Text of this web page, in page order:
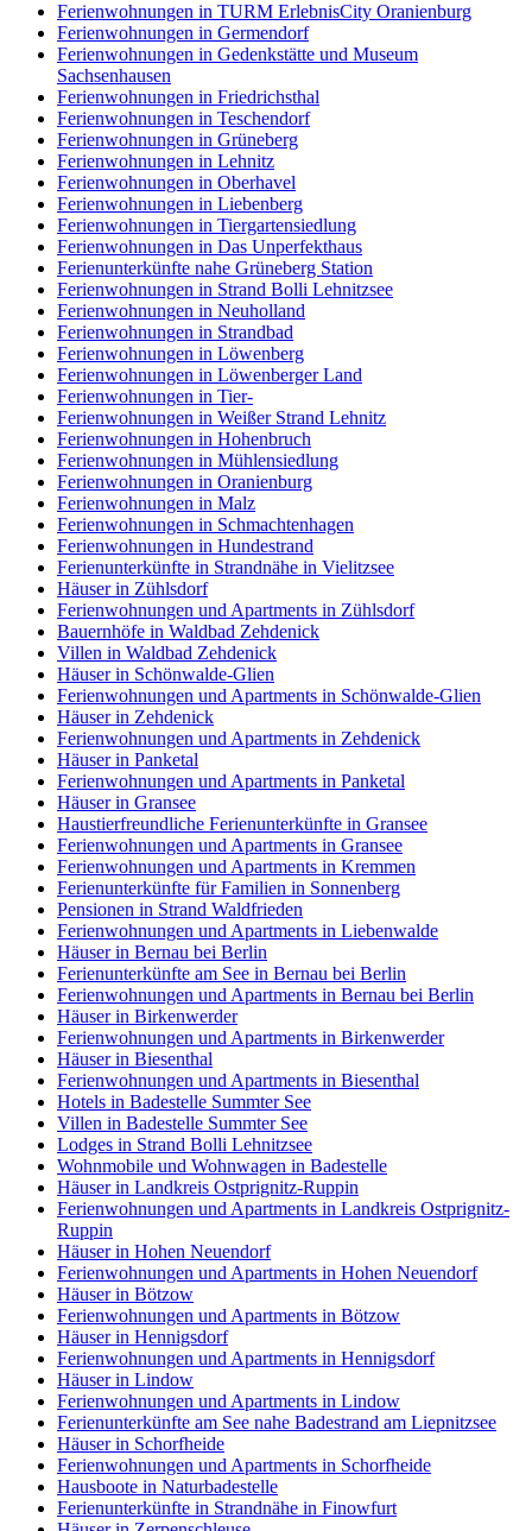
Ferienwohnungen in TURM ErlebnisCity Oranienburg
Ferienwohnungen in Germendorf
Ferienwohnungen in Gedenkstätte und Museum
Sachsenhausen
Ferienwohnungen in Friedrichsthal
Ferienwohnungen in Teschendorf
Ferienwohnungen in Grüneberg
Ferienwohnungen in Lehnitz
Ferienwohnungen in Oberhavel
Ferienwohnungen in Liebenberg
Ferienwohnungen in Tiergartensiedlung
Ferienwohnungen in Das Unperfekthaus
Ferienunterkünfte nahe Grüneberg Station
Ferienwohnungen in Strand Bolli Lehnitzsee
Ferienwohnungen in Neuholland
Ferienwohnungen in Strandbad
Ferienwohnungen in Löwenberg
Ferienwohnungen in Löwenberger Land
Ferienwohnungen in Tier-
Ferienwohnungen in Weißer Strand Lehnitz
Ferienwohnungen in Hohenbruch
Ferienwohnungen in Mühlensiedlung
Ferienwohnungen in Oranienburg
Ferienwohnungen in Malz
Ferienwohnungen in Schmachtenhagen
Ferienwohnungen in Hundestrand
Ferienunterkünfte in Strandnähe in Vielitzsee
Häuser in Zühlsdorf
Ferienwohnungen und Apartments in Zühlsdorf
Bauernhöfe in Waldbad Zehdenick
Villen in Waldbad Zehdenick
Häuser in Schönwalde-Glien
Ferienwohnungen und Apartments in Schönwalde-Glien
Häuser in Zehdenick
Ferienwohnungen und Apartments in Zehdenick
Häuser in Panketal
Ferienwohnungen und Apartments in Panketal
Häuser in Gransee
Haustierfreundliche Ferienunterkünfte in Gransee
Ferienwohnungen und Apartments in Gransee
Ferienwohnungen und Apartments in Kremmen
Ferienunterkünfte für Familien in Sonnenberg
Pensionen in Strand Waldfrieden
Ferienwohnungen und Apartments in Liebenwalde
Häuser in Bernau bei Berlin
Ferienunterkünfte am See in Bernau bei Berlin
Ferienwohnungen und Apartments in Bernau bei Berlin
Häuser in Birkenwerder
Ferienwohnungen und Apartments in Birkenwerder
Häuser in Biesenthal
Ferienwohnungen und Apartments in Biesenthal
Hotels in Badestelle Summter See
Villen in Badestelle Summter See
Lodges in Strand Bolli Lehnitzsee
Wohnmobile und Wohnwagen in Badestelle
Häuser in Landkreis Ostprignitz-Ruppin
Ferienwohnungen und Apartments in Landkreis Ostprignitz-
Ruppin
Häuser in Hohen Neuendorf
Ferienwohnungen und Apartments in Hohen Neuendorf
Häuser in Bötzow
Ferienwohnungen und Apartments in Bötzow
Häuser in Hennigsdorf
Ferienwohnungen und Apartments in Hennigsdorf
Häuser in Lindow
Ferienwohnungen und Apartments in Lindow
Ferienunterkünfte am See nahe Badestrand am Liepnitzsee
Häuser in Schorfheide
Ferienwohnungen und Apartments in Schorfheide
Hausboote in Naturbadestelle
Ferienunterkünfte in Strandnähe in Finowfurt